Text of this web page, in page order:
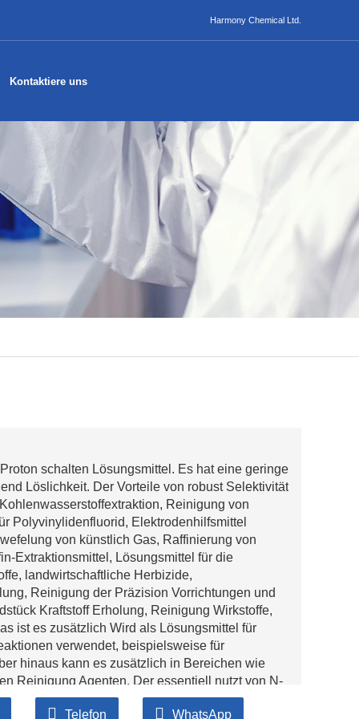
Harmony Chemical Ltd.
Kontaktiere uns
schalten Lösungsmittel. Es hat eine geringe
Löslichkeit. Der Vorteile von robust Selektivität
Reinigung von
Polyvinylidenfluorid, Elektrodenhilfsmittel
von künstlich Gas, Raffinierung von
Extraktionsmittel, Lösungsmittel für die
landwirtschaftliche Herbizide,
Reinigung der Präzision Vorrichtungen und
Kraftstoff Erholung, Reinigung Wirkstoffe,
ist es zusätzlich Wird als Lösungsmittel für
verwendet, beispielsweise für
hinaus kann es zusätzlich in Bereichen wie
Reinigung Agenten. Der essentiell nutzt von N-
Sind unten aufgeführt: 1.
Frostschutzmittel, künstlich Kraftstoff
Telefon WhatsApp